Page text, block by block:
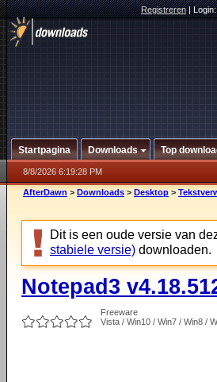
Registreren|
Startpagina Downloads Top
8/8/2026 6:19:28 PM
AfterDawn > Downloads > Desktop >
Dit is een oude versie van
stabiele versie) downloaden.
Notepad3
Freeware
Vista / Win10 / Win7 / Win8 /